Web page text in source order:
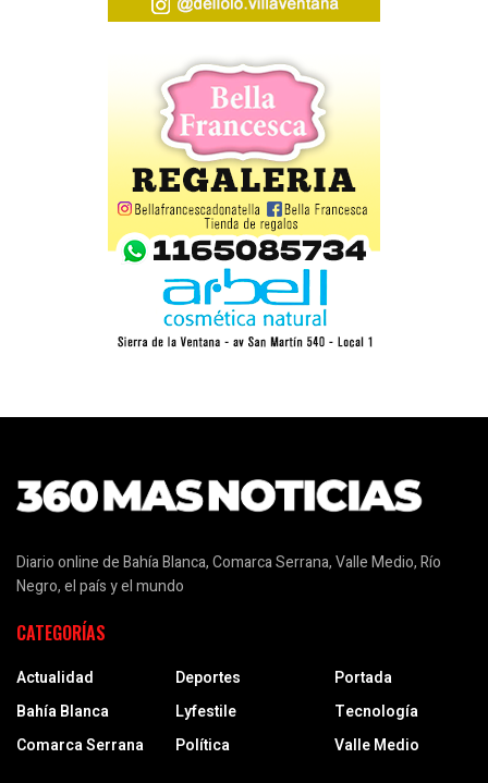
Diario online de Bahía Blanca, Comarca Serrana, Valle Medio, Río
Negro, el país y el mundo
CATEGORÍAS
Actualidad
Bahía Blanca
Comarca Serrana
Deportes
Lyfestile
Política
Portada
Tecnología
Valle Medio